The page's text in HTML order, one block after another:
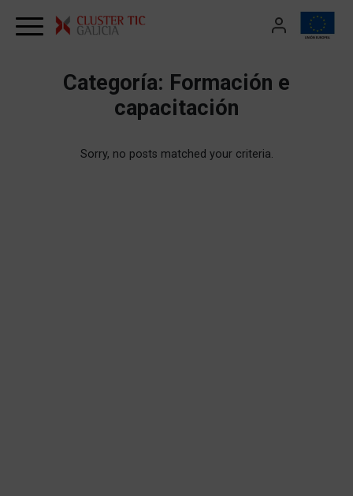
Categoría: Formación e
capacitación
Sorry, no posts matched your criteria.